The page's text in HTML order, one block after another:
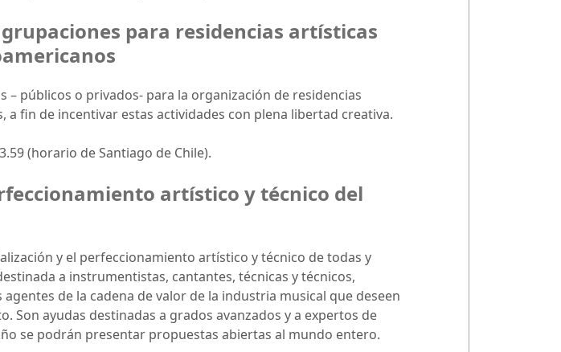
para residencias artísticas
públicos o privados- para la organización de residencias
fin de incentivar estas actividades con plena libertad creativa.
(horario de Santiago de Chile).
artístico y técnico del
y el perfeccionamiento artístico y técnico de todas y
a instrumentistas, cantantes, técnicas y técnicos,
de la cadena de valor de la industria musical que deseen
Son ayudas destinadas a grados avanzados y a expertos de
se podrán presentar propuestas abiertas al mundo entero.